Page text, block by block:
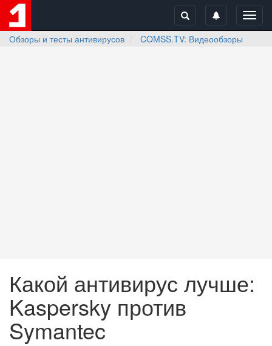
Обзоры и тесты антивирусов
COMSS.TV: Видеообзоры
Какой антивирус лучше:
Kaspersky против
Symantec